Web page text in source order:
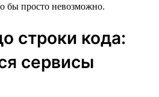
бы просто невозможно.
строки кода:
сервисы